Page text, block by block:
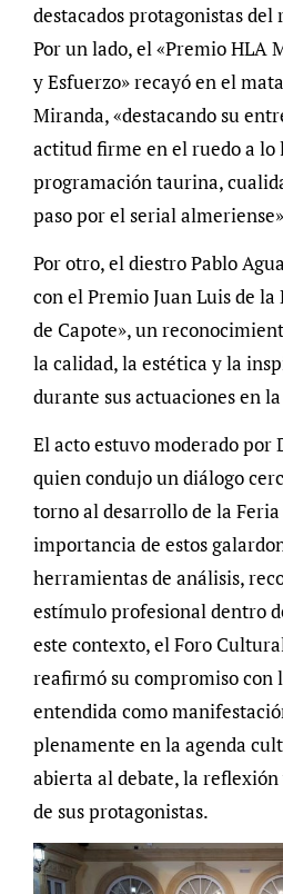
destacados protagonistas
Por un lado, el «Premio HLA
y Esfuerzo» recayó en el
Miranda, «destacando su
actitud firme en el ruedo a lo
programación taurina,
paso por el serial
Por otro, el diestro Pablo
con el Premio Juan Luis de
de Capote», un
la calidad, la estética y la
durante sus actuaciones en
El acto estuvo moderado por
quien condujo un diálogo
torno al desarrollo de la
importancia de estos
herramientas de análisis,
estímulo profesional dentro
este contexto, el Foro
reafirmó su compromiso con
entendida como
plenamente en la agenda
abierta al debate, la
de sus protagonistas.